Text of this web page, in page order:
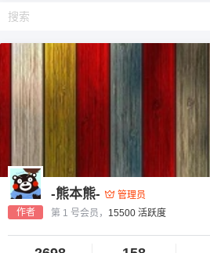
作者
-熊本熊-
管理员
第 1 号会员， 15500 活跃度